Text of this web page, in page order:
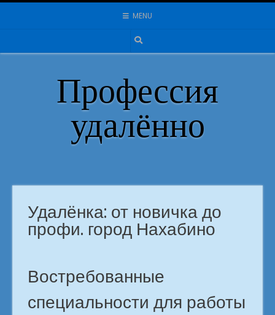
Skip
MENU
Профессия
удалённо
Удалёнка: от новичка до
профи. город Нахабино
Востребованные
специальности для работы